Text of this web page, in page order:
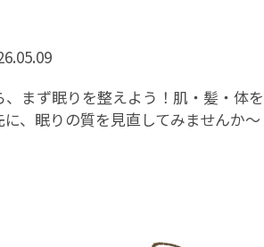
まず眠りを整えよう！肌・髪・体
、眠りの質を見直してみませんか〜